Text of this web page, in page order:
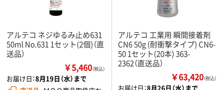
アルテコ ネジゆるみ止め631
50ml No.631 1セット(2個)（直
送品）
￥5,460（税込）
お届け日：8月19日（水）まで
アルテコ 工業用 瞬間接着剤
CN6 50g (耐衝撃タイプ) CN6-
50 1セット(20本) 363-
2362（直送品）
￥63,420（税込）
お届け日：8月26日（水）まで